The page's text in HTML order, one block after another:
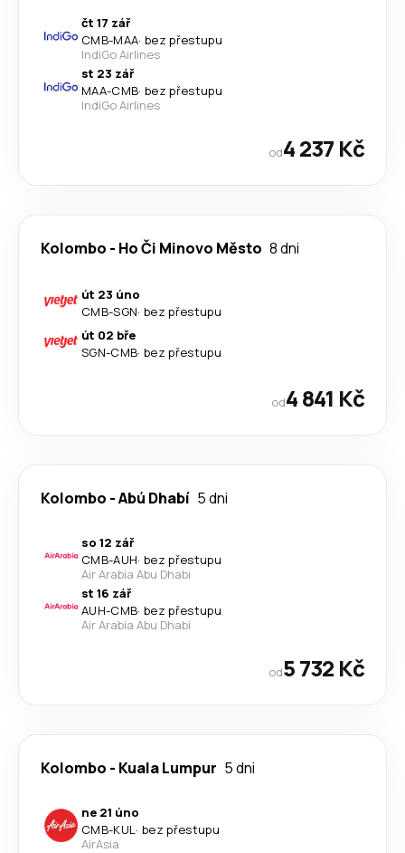
čt 17 zář
CMB-MAA· bez přestupu
IndiGo Airlines
st 23 zář
MAA-CMB· bez přestupu
IndiGo Airlines
od4 237 Kč
Kolombo - Ho Či Minovo Město 8 dni
út 23 úno
CMB-SGN· bez přestupu
út 02 bře
SGN-CMB· bez přestupu
od4 841 Kč
Kolombo -Abú Dhabí 5 dni
so 12 zář
CMB-AUH· bez přestupu
Air Arabia Abu Dhabi
st 16 zář
AUH-CMB· bez přestupu
Air Arabia Abu Dhabi
od5 732 Kč
Kolombo - Kuala Lumpur 5 dni
ne 21 úno
CMB-KUL· bez přestupu
AirAsia